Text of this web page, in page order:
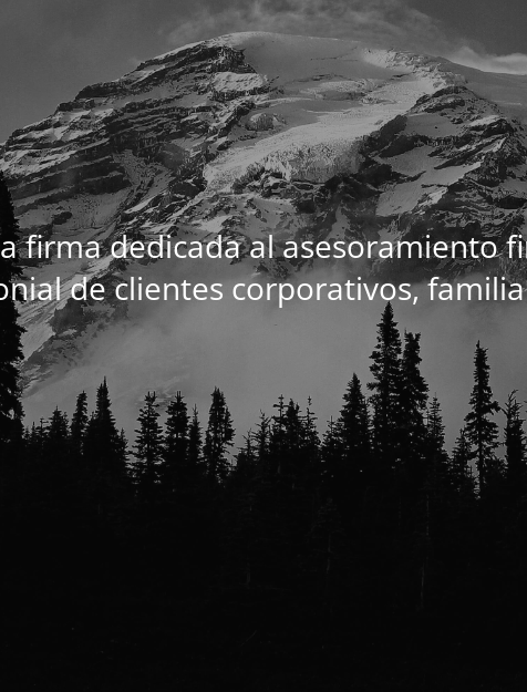
firma dedicada al asesoramiento
de clientes corporativos,